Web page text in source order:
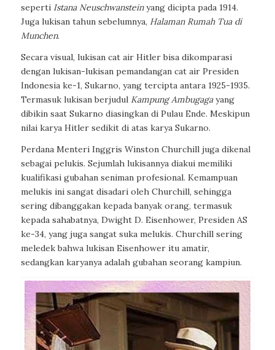
seperti Istana Neuschwansteinyang dicipta pada 1914.
Juga lukisan tahun sebelumnya, Halaman Rumah Tua di
Munchen.
Secara visual, lukisan cat air Hitler bisa dikomparasi
dengan lukisan-lukisan pemandangan cat air Presiden
Indonesia ke-1, Sukarno, yang tercipta antara 1925-1935.
Termasuk lukisan berjudul Kampung Ambugagayang
dibikin saat Sukarno diasingkan di Pulau Ende. Meskipun
nilai karya Hitler sedikit di atas karya Sukarno.
Perdana Menteri Inggris Winston Churchill juga dikenal
sebagai pelukis. Sejumlah lukisannya diakui memiliki
kualifikasi gubahan seniman profesional. Kemampuan
melukis ini sangat disadari oleh Churchill, sehingga
sering dibanggakan kepada banyak orang, termasuk
kepada sahabatnya, Dwight D. Eisenhower, Presiden AS
ke-34, yang juga sangat suka melukis. Churchill sering
meledek bahwa lukisan Eisenhower itu amatir,
sedangkan karyanya adalah gubahan seorang kampiun.